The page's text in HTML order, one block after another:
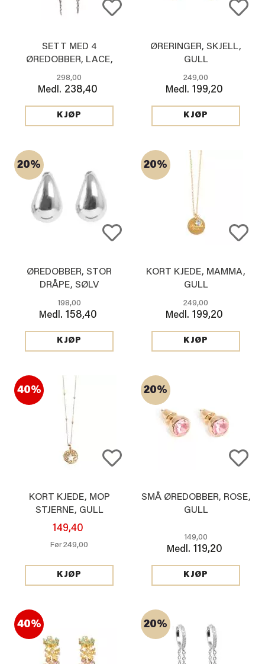
SETT MED 4
ØREDOBBER, LACE,
SØLV
298,00
Medl. 238,40
KJØP
ØRERINGER, SKJELL,
GULL
249,00
Medl. 199,20
KJØP
20%
ØREDOBBER, STOR
DRÅPE, SØLV
198,00
Medl. 158,40
KJØP
20%
KORT KJEDE, MAMMA,
GULL
249,00
Medl. 199,20
KJØP
40%
KORT KJEDE, MOP
STJERNE, GULL
149,40
Før249,00
KJØP
20%
SMÅ ØREDOBBER, ROSE,
GULL
149,00
Medl. 119,20
KJØP
40% 20%